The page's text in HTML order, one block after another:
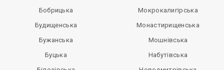
Бобрицька
Будищенська
Бужанська
Буцька
Мокрокалигірська
Монастирищенська
Мошнівська
Набутівська